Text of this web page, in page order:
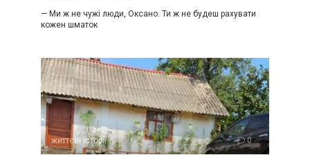
— Ми ж не чужі люди, Оксано. Ти ж не будеш рахувати
кожен шматок
життєві історії 0